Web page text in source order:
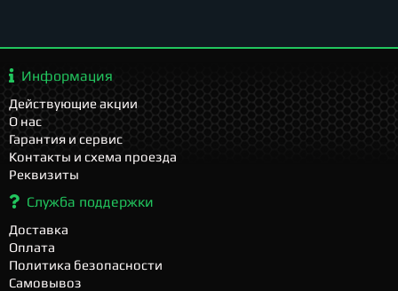
Информация
Действующие акции
О нас
Гарантия и сервис
Контакты и схема проезда
Реквизиты
Служба поддержки
Доставка
Оплата
Политика безопасности
Самовывоз